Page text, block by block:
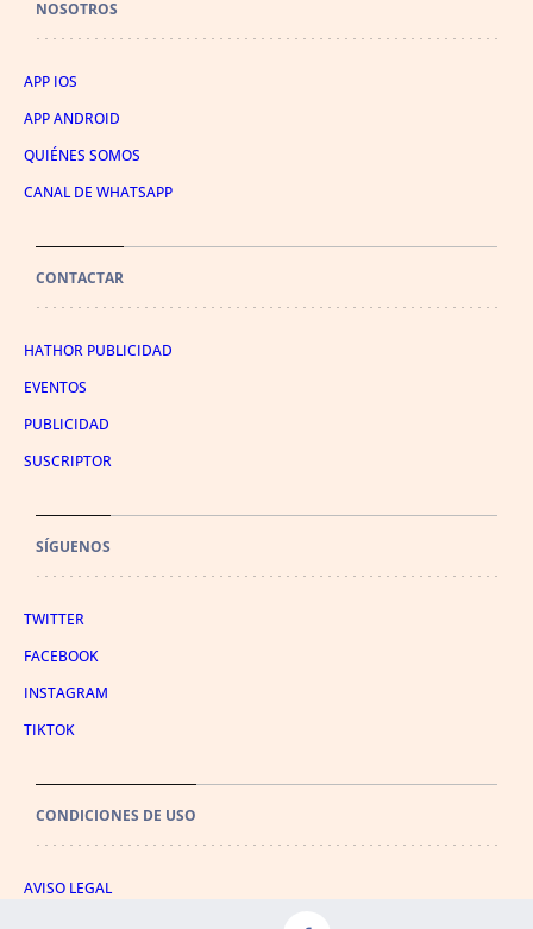
NOSOTROS
APP IOS
APP ANDROID
QUIÉNES SOMOS
CANAL DE WHATSAPP
CONTACTAR
HATHOR PUBLICIDAD
EVENTOS
PUBLICIDAD
SUSCRIPTOR
SÍGUENOS
TWITTER
FACEBOOK
INSTAGRAM
TIKTOK
CONDICIONES DE USO
AVISO LEGAL